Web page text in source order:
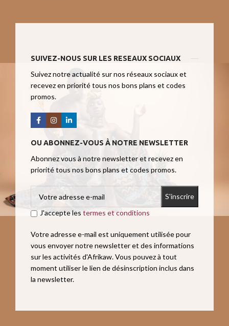
SUIVEZ-NOUS SUR LES RESEAUX SOCIAUX
Suivez notre actualité sur nos réseaux sociaux et
recevez en priorité tous nos bons plans et codes
promos.
OU ABONNEZ-VOUS À NOTRE NEWSLETTER
Abonnez vous à notre newsletter et recevez en
priorité tous nos bons plans et codes promos.
J'accepte les termes et conditions
Votre adresse e-mail est uniquement utilisée pour
vous envoyer notre newsletter et des informations
sur les activités d'Afrikaw. Vous pouvez à tout
moment utiliser le lien de désinscription inclus dans
la newsletter.